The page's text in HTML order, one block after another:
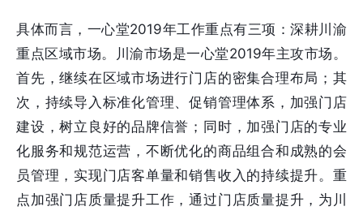
具体而言，一心堂2019年工作重点有三项：深耕川渝
重点区域市场。川渝市场是一心堂2019年主攻市场。
首先，继续在区域市场进行门店的密集合理布局；其
次，持续导入标准化管理、促销管理体系，加强门店
建设，树立良好的品牌信誉；同时，加强门店的专业
化服务和规范运营，不断优化的商品组合和成熟的会
员管理，实现门店客单量和销售收入的持续提升。重
点加强门店质量提升工作，通过门店质量提升，为川